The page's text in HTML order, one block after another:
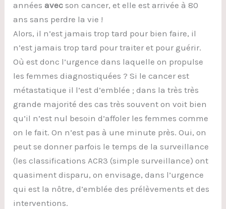
annéesavec son cancer, et elle est arrivée à 80
ans sans perdre la vie !
Alors, il n’est jamais trop tard pour bien faire, il
n’est jamais trop tard pour traiter et pour guérir.
Où est donc l’urgence dans laquelle on propulse
les femmes diagnostiquées ? Si le cancer est
métastatique il l’est d’emblée ; dans la très très
grande majorité des cas très souvent on voit bien
qu’il n’est nul besoin d’affoler les femmes comme
on le fait. On n’est pas à une minute près. Oui, on
peut se donner parfois le temps de la surveillance
(les classifications ACR3 (simple surveillance) ont
quasiment disparu, on envisage, dans l’urgence
qui est la nôtre, d’emblée des prélèvements et des
interventions.